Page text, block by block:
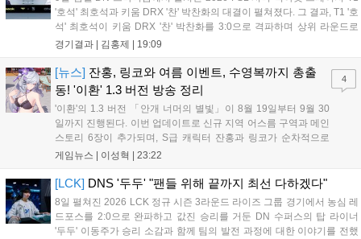
'호석' 최호석과 키움 DRX '찬' 박찬화의 대결이 펼쳐졌다. 그 결과, T1 '호
석' 최호석이 키움 DRX '찬' 박찬화를 3:0으로 격파하며 상위 라운드로
진출했고, '찬'은 탈락하고 말았다. 경기 초반, 5분 만에 골 찬스를 잡은
경기결과 | 김홍제 19:09
[뉴스] 잔홍, 링코와 여름 이벤트, 수영복까지 총출
동! '이환' 1.3 버전 방송 정리
'이환'의 1.3 버전 「안개 너머의 별빛」이 8월 19일부터 9월 30
일까지 진행된다. 이번 업데이트로 신규 지역 어스름 구역과 메인
스토리 6장이 추가되며, S급 캐릭터 잔홍과 링코가 순차적으로
등장한다. 여름 시즌을 맞아 비치발리볼, 수상 오토바이 등 다채
의성도 강화된다. 8월 11일까지 사용 가능한 교환 코드 3종이 제
공되며, 상세 일정은 공식 채널을 통해 확인할 수 있다....
게임뉴스 | 이성혁 23:22
4
[LCK] DNS '두두' "팬들 위해 끝까지 최선 다하겠다"
8일 펼쳐진 2026 LCK 정규 시즌 3라운드 라이즈 그룹 경기에서 농심 레
드포스를 2:0으로 완파하고 값진 승리를 거둔 DN 수퍼스의 탑 라이너
'두두' 이동주가 승리 소감과 함께 팀의 발전 과정에 대한 이야기를 전했